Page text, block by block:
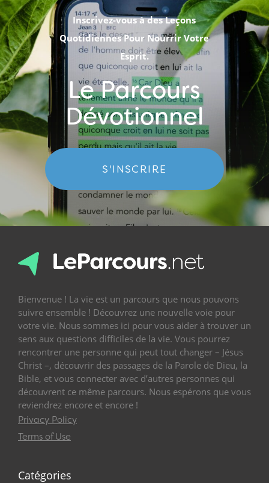
Inscrivez-vous à des Leçons
Quotidiennes Pour Nourrir Votre
Esprit.
Le Parcours
Dévotionnel
S'INSCRIRE
Bienvenue ! La vie est un parcours que nous pouvons
suivre ensemble ! Découvrez une nouvelle voie pour
votre vie. Nous sommes ici pour vous aider à trouver un
sens aux questions difficiles de la vie. Vous pourrez
rencontrer une personne qui peut tout changer – Jésus
Christ –, découvrir des passages de la Parole de Dieu, la
Bible, et vous connecter avec d’autres personnes qui
découvrent ce même parcours. Nous espérons que vous
reviendrez encore et encore !
Privacy Policy
Terms of Use
Catégories